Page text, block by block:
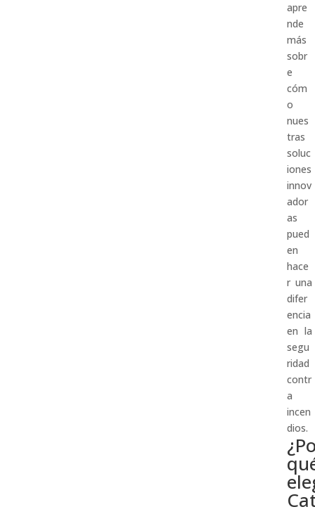
apre
nde
más
sobr
e
cóm
o
nues
tras
soluc
iones
innov
ador
as
pued
en
hace
r una
difer
encia
en la
segu
ridad
contr
a
incen
dios.